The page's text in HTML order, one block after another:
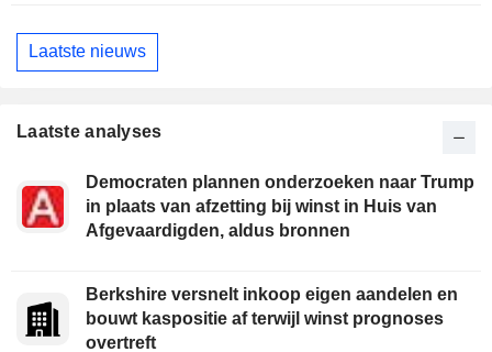
Laatste nieuws
Laatste analyses
Democraten plannen onderzoeken naar Trump
in plaats van afzetting bij winst in Huis van
Afgevaardigden, aldus bronnen
Berkshire versnelt inkoop eigen aandelen en
bouwt kaspositie af terwijl winst prognoses
overtreft